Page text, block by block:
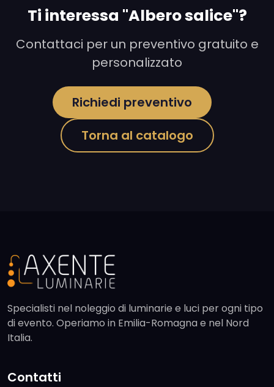
Ti interessa "Albero salice"?
Contattaci per un preventivo gratuito e
personalizzato
Richiedi preventivo
Torna al catalogo
Specialisti nel noleggio di luminarie e luci per ogni tipo
di evento. Operiamo in Emilia-Romagna e nel Nord
Italia.
Contatti